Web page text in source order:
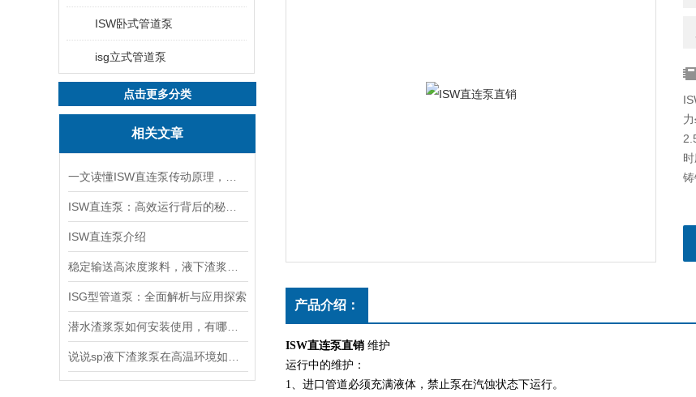
ISW卧式管道泵
isg立式管道泵
点击更多分类
相关文章
ISW直连泵介绍
ISG型管道泵：全面解析与应用探索
铸
产品介绍：
ISW直连泵直销 维护
运行中的维护：
1、进口管道必须充满液体，禁止泵在汽蚀状态下运行。